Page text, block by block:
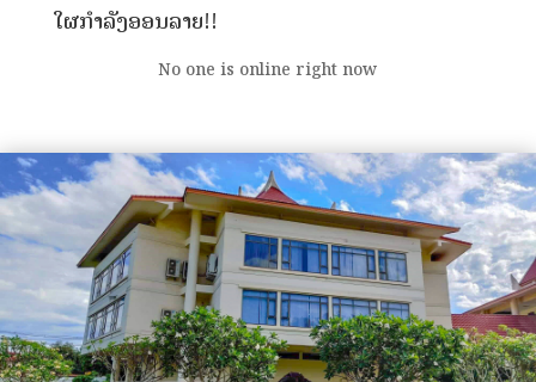
ໃຜກຳລັງອອນລາຍ!!
No one is online right now